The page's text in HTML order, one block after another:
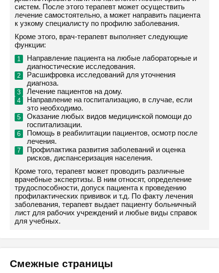
систем. После этого терапевт может осуществить
лечение самостоятельно, а может направить пациента
к узкому специалисту по профилю заболевания.
Кроме этого, врач-терапевт выполняет следующие
функции:
Направление пациента на любые лабораторные и
диагностические исследования.
Расшифровка исследований для уточнения
диагноза.
Лечение пациентов на дому.
Направление на госпитализацию, в случае, если
это необходимо.
Оказание любых видов медицинской помощи до
госпитализации.
Помощь в реабилитации пациентов, осмотр после
лечения.
Профилактика развития заболеваний и оценка
рисков, диспансеризация населения.
Кроме того, терапевт может проводить различные
врачебные экспертизы. В ним относят, определение
трудоспособности, допуск пациента к проведению
профилактических прививок и т.д. По факту лечения
заболевания, терапевт выдает пациенту больничный
лист для рабочих учреждений и любые виды справок
для учебных.
Смежные страницы